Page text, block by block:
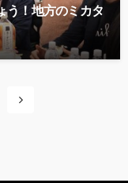
う！地方のミカタ